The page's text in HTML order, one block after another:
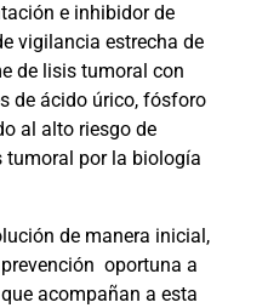
e inhibidor de
vigilancia estrecha de
de lisis tumoral con
de ácido úrico, fósforo
al alto riesgo de
tumoral por la biología
de manera inicial,
oportuna a
acompañan a esta